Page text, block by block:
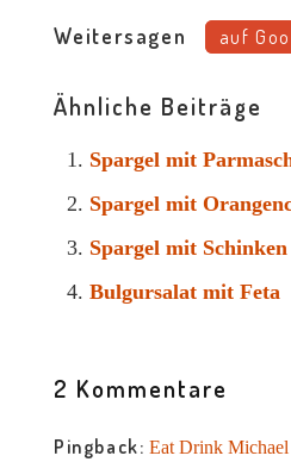
Weitersagen auf
Ähnliche Beiträge
Spargel mit
Spargel mit
Spargel mit
Bulgursalat mit Feta
2 Kommentare
Pingback: Eat Drink Michael